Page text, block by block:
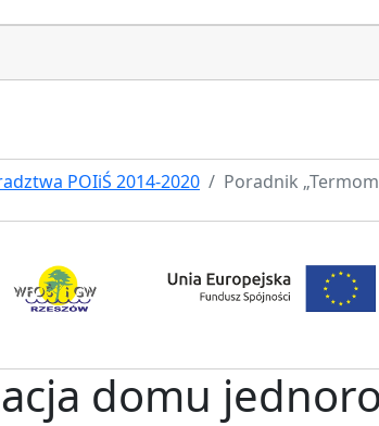
POIiŚ 2014-2020 Poradnik
domu